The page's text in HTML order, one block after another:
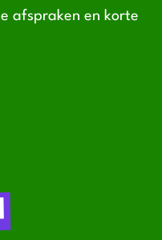
afspraken en korte